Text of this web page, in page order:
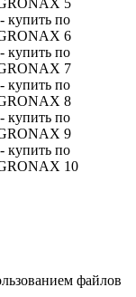
файлов